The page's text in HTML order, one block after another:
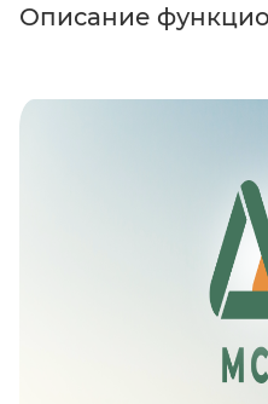
Описание